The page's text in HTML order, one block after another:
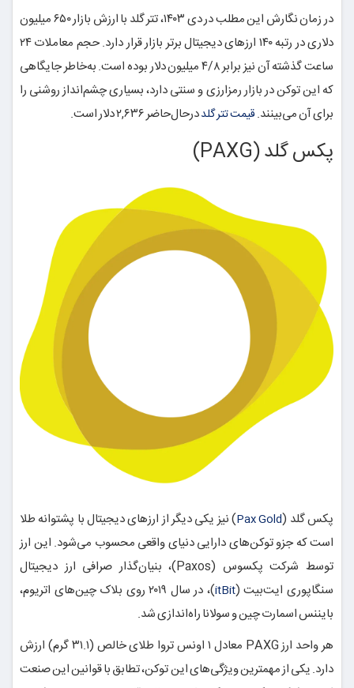
در زمان نگارش این مطلب در دی ۱۴۰۳، تتر گلد با ارزش بازار ۶۵۰ میلیون
دلاری در رتبه ۱۴۰ ارزهای دیجیتال برتر بازار قرار دارد. حجم معاملات ۲۴
ساعت گذشته آن نیز برابر ۴/۸ میلیون دلار بوده است. به‌خاطر جایگاهی
که این توکن در بازار رمزارزی و سنتی دارد، بسیاری چشم‌انداز روشنی را
برای آن می‌بینند.قیمت تتر گلددرحا‌ل‌حاضر ۲,۶۳۶ دلار است.
پکس گلد (PAXG)
پکس گلد (Pax Gold) نیز یکی دیگر از ارزهای دیجیتال با پشتوانه طلا
است که جزو توکن‌های دارایی دنیای واقعی محسوب می‌شود. این ارز
توسط شرکت پکسوس (Paxos)، بنیان‌گذار صرافی ارز دیجیتال
سنگاپوری ایت‌بیت (itBit
)، در سال ۲۰۱۹ روی بلاک چین‌های اتریوم،
بایننس اسمارت چین و سولانا راه‌اندازی شد.
هر واحد ارز PAXG معادل ۱ اونس تروا طلای خالص (۳۱.۱ گرم) ارزش
دارد. یکی از مهمترین ویژگی‌های این توکن، تطابق با قوانین این صنعت